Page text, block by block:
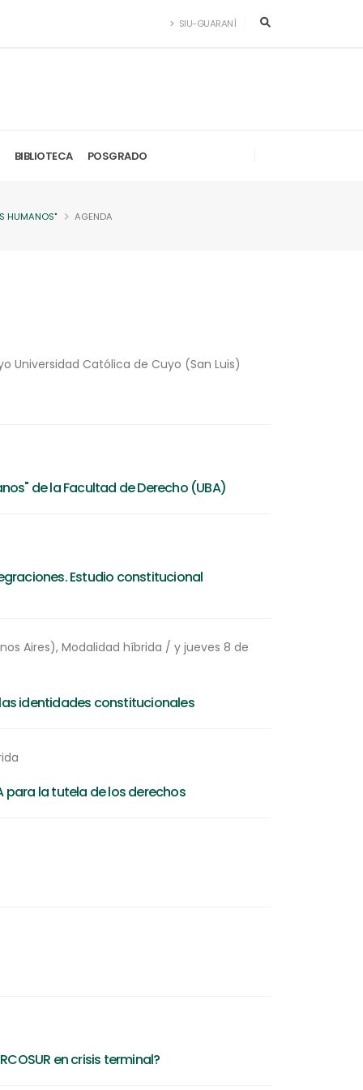
SIU-GUARANÍ
BIBLIOTECA POSGRADO
HUMANOS" AGENDA
Universidad Católica de Cuyo (San Luis)
de la Facultad de Derecho (UBA)
Estudio constitucional
Aires), Modalidad híbrida / y jueves 8 de
las identidades constitucionales
para la tutela de los derechos
en crisis terminal?